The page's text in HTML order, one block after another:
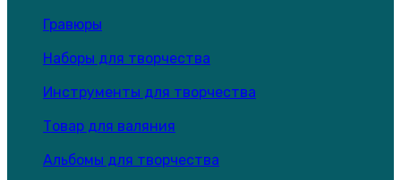
Гравюры
Наборы для творчества
Инструменты для творчества
Товар для валяния
Альбомы для творчества